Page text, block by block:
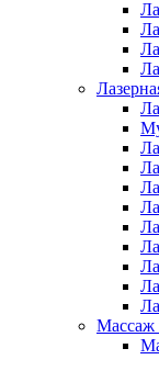
Массаж